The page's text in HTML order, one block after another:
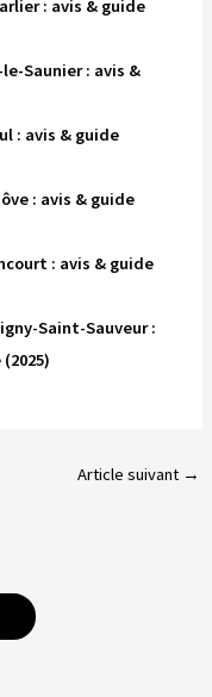
: avis & guide
Saunier : avis &
: avis & guide
: avis & guide
: avis & guide
Saint-Sauveur :
Article suivant →